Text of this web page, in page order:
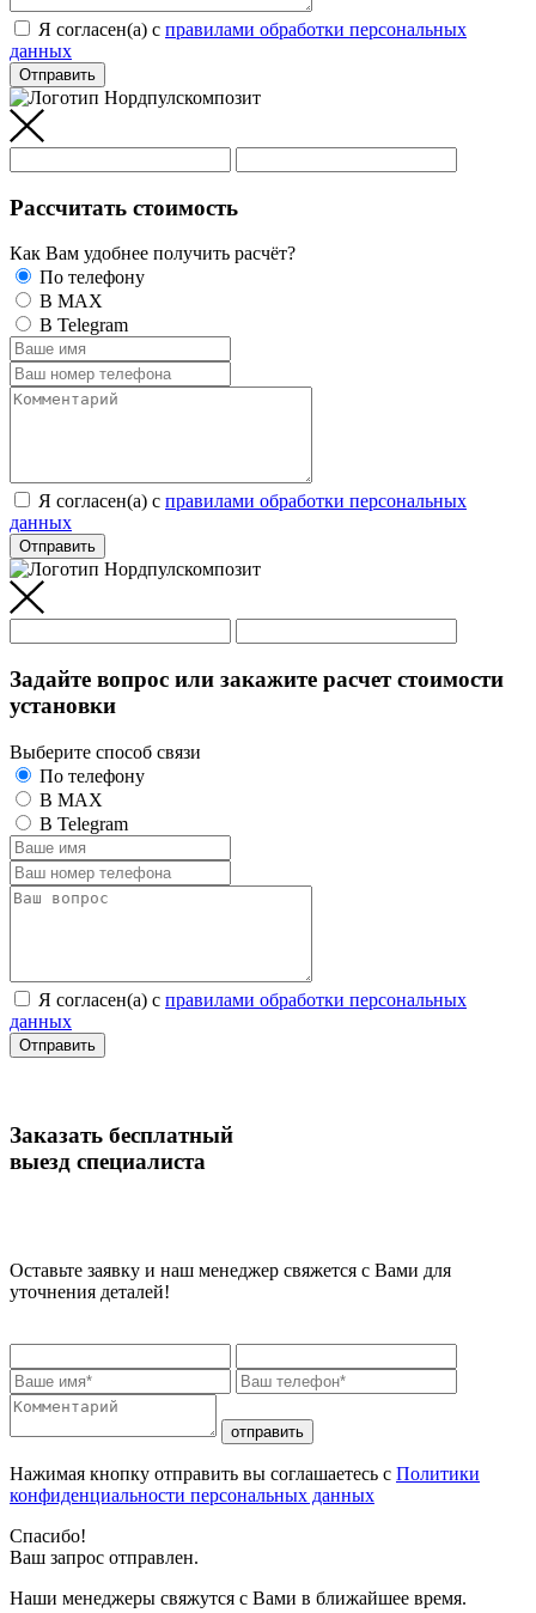
Я согласен(а) c правилами обработки персональных
данных
Отправить
Рассчитать стоимость
Как Вам удобнее получить расчёт?
По телефону
В MAX
В Telegram
Я согласен(а) c правилами обработки персональных
данных
Отправить
Задайте вопрос или закажите расчет стоимости
установки
Выберите способ связи
По телефону
В MAX
В Telegram
Я согласен(а) c правилами обработки персональных
данных
Отправить
Заказать бесплатный
выезд специалиста
Оставьте заявку и наш менеджер свяжется с Вами для
уточнения деталей!
отправить
Нажимая кнопку отправить вы соглашаетесь с Политики
конфиденциальности персональных данных
Спасибо!
Ваш запрос отправлен.
Наши менеджеры свяжутся с Вами в ближайшее время.